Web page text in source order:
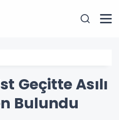
Geçitte Asılı
Bulundu